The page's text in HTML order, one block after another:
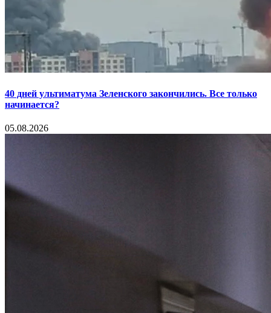
40 дней ультиматума Зеленского закончились. Все только
начинается?
05.08.2026